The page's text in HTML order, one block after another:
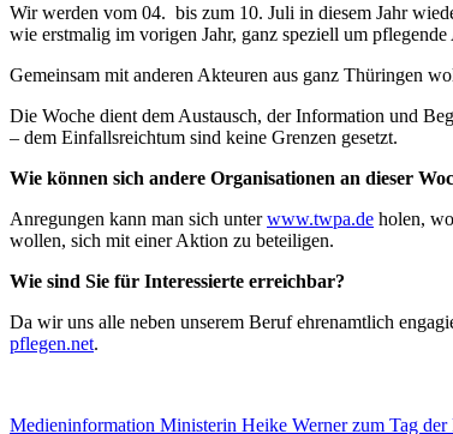
Wir werden vom 04. bis zum 10. Juli in diesem Jahr
wie erstmalig im vorigen Jahr, ganz speziell um pflegende
Gemeinsam mit anderen Akteuren aus ganz Thüringen
Die Woche dient dem Austausch, der Information und
– dem Einfallsreichtum sind keine Grenzen gesetzt.
Wie können sich andere Organisationen an dieser
Anregungen kann man sich unterwww.twpa.de holen,
wollen, sich mit einer Aktion zu beteiligen.
Wie sind Sie für Interessierte erreichbar?
Da wir uns alle neben unserem Beruf ehrenamtlich
pflegen.net.
Medieninformation Ministerin Heike Werner zum Tag der